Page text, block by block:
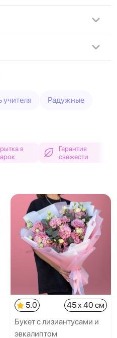
учителя Радужные
в
Гарантия
свежести
5.0
45 x 40 см
Букет с лизиантусами и
эвкалиптом